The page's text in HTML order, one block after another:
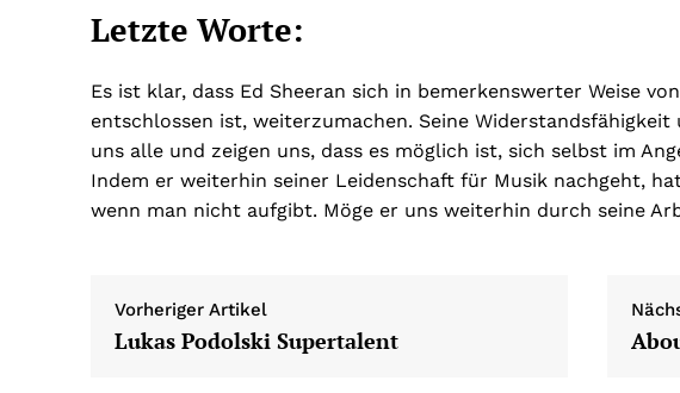
Letzte Worte:
Es ist klar, dass Ed Sheeran sich in bemerkenswerter Weise
entschlossen ist, weiterzumachen. Seine
uns alle und zeigen uns, dass es möglich ist, sich selbst im
Indem er weiterhin seiner Leidenschaft für Musik nachgeht,
wenn man nicht aufgibt. Möge er uns weiterhin durch seine
Vorheriger Artikel
Lukas Podolski Supertalent